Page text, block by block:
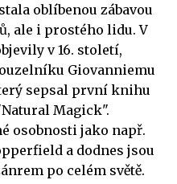
oblíbenou zábavou
ale i prostého lidu. V
v 16. století,
Giovanniemu
sepsal první knihu
Magick".
osobnosti jako např.
a dodnes jsou
po celém světě.